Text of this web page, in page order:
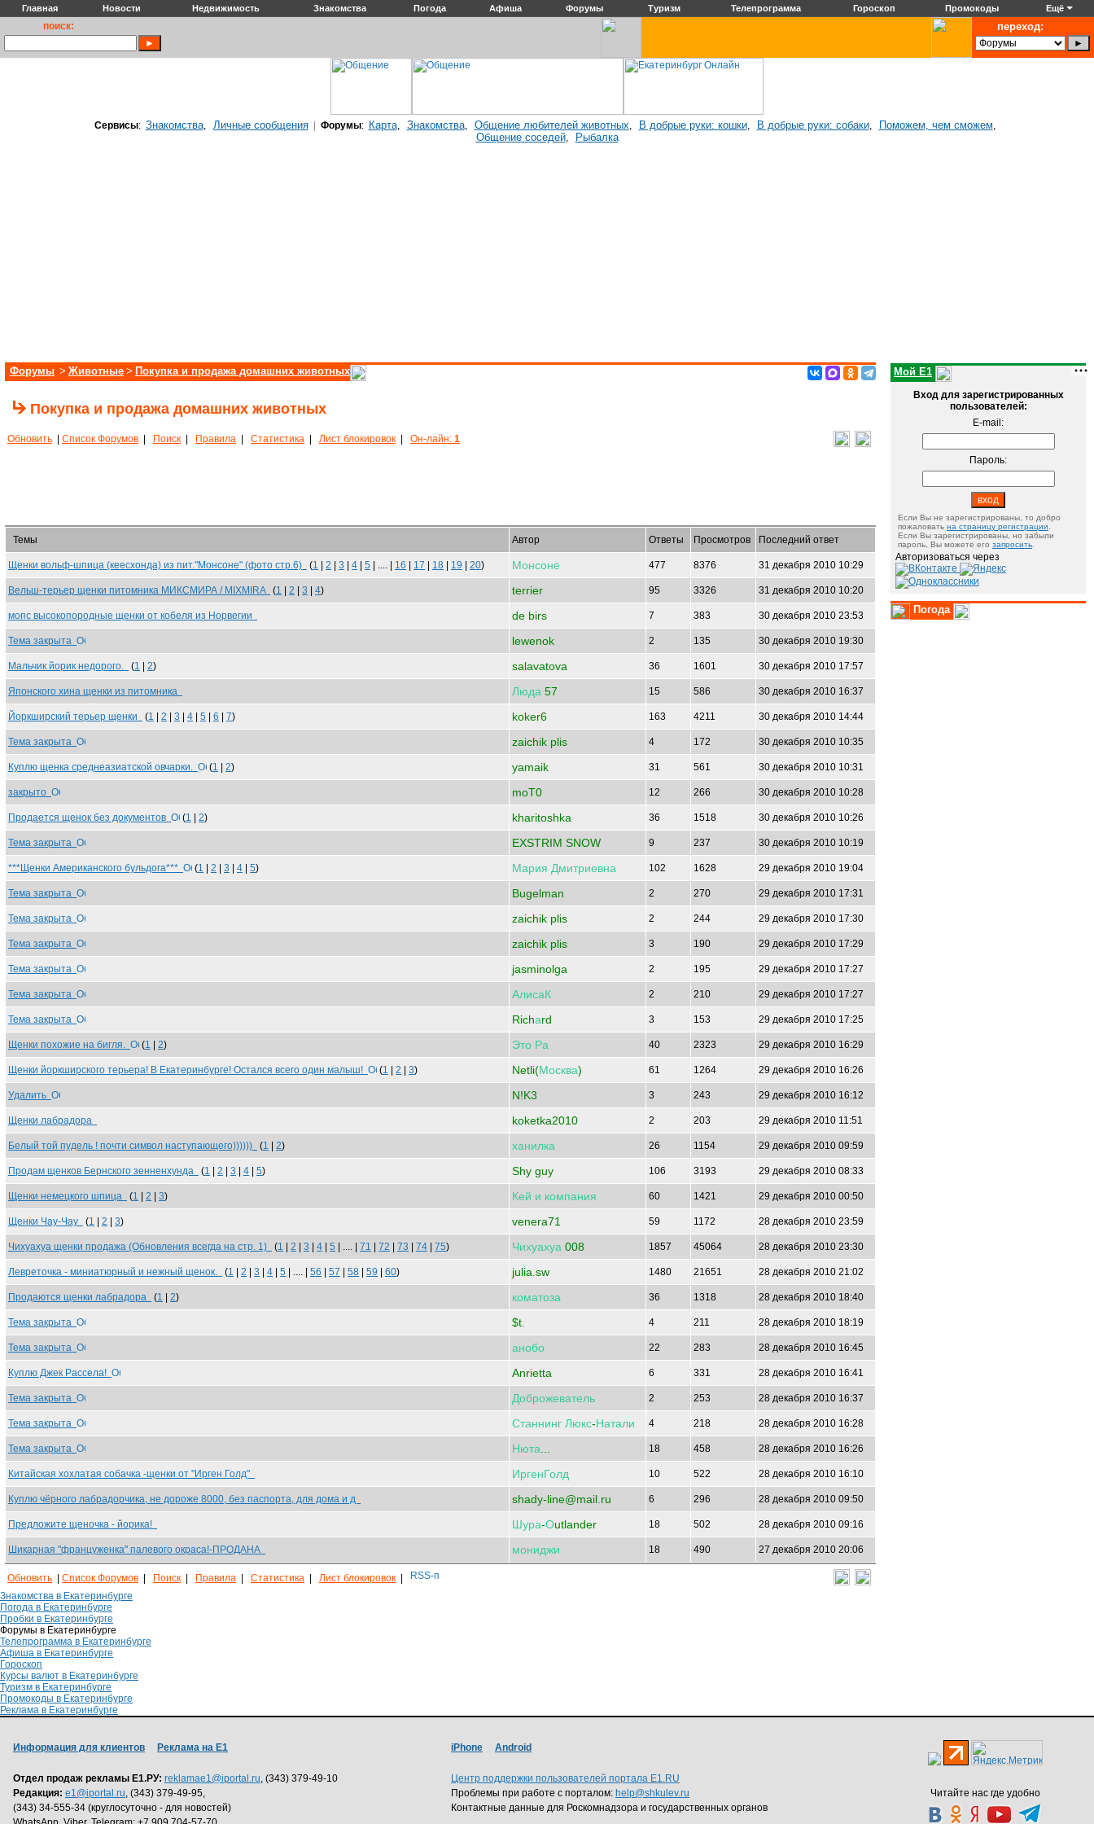
Главная Новости Недвижимость Знакомства Погода Афиша Форумы Туризм Телепрограмма Гороскоп Промокоды Ещё
поиск: переход:
Сервисы: Знакомства, Личные сообщения| Форумы: Карта, Знакомства, Общение любителей животных, В добрые руки: кошки, В добрые руки: собаки, Поможем, чем сможем,
Общение соседей, Рыбалка
Форумы > Животные > Покупка и продажа домашних животных
Покупка и продажа домашних животных
Обновить Список Форумов Поиск Правила Статистика Лист блокировок Он-лайн: 1
Темы Автор Ответы Просмотров Последний ответ
Щенки вольф-шпица (кеесхонда) из пит."Монсоне" (фото стр.6) (1 2 3 4 5 | .... | 16 17 18 19 20) Монсоне 477 8376 31 декабря 2010 10:29
Вельш-терьер щенки питомника МИКСМИРА / MIXMIRA (1 2 3 4) terrier 95 3326 31 декабря 2010 10:20
мопс высокопородные щенки от кобеля из Норвегии de birs 7 383 30 декабря 2010 23:53
Тема закрыта lewenok 2 135 30 декабря 2010 19:30
Мальчик йорик недорого. (1 2) salavatova 36 1601 30 декабря 2010 17:57
Японского хина щенки из питомника Люда 57 15 586 30 декабря 2010 16:37
Йоркширский терьер щенки (1 2 3 4 5 6 7) koker6 163 4211 30 декабря 2010 14:44
Тема закрыта zaichik plis 4 172 30 декабря 2010 10:35
Куплю щенка среднеазиатской овчарки. (1 2) yamaik 31 561 30 декабря 2010 10:31
закрыто moT0 12 266 30 декабря 2010 10:28
Продается щенок без документов (1 2) kharitoshka 36 1518 30 декабря 2010 10:26
Тема закрыта EXSTRIM SNOW 9 237 30 декабря 2010 10:19
***Щенки Американского бульдога*** (1 2 3 4 5) Мария Дмитриевна 102 1628 29 декабря 2010 19:04
Тема закрыта Bugelman 2 270 29 декабря 2010 17:31
Тема закрыта zaichik plis 2 244 29 декабря 2010 17:30
Тема закрыта zaichik plis 3 190 29 декабря 2010 17:29
Тема закрыта jasminolga 2 195 29 декабря 2010 17:27
Тема закрыта АлисаК 2 210 29 декабря 2010 17:27
Тема закрыта Richаrd 3 153 29 декабря 2010 17:25
Щенки похожие на бигля. (1 2) Это Ра 40 2323 29 декабря 2010 16:29
Щенки йоркширского терьера! В Екатеринбурге! Осталcя всего один малыш! (1 2 3) Netli(Москва) 61 1264 29 декабря 2010 16:26
Удалить N!K3 3 243 29 декабря 2010 16:12
Щенки лабрадора koketka2010 2 203 29 декабря 2010 11:51
Белый той пудель ! почти символ наступающего)))))) (1 2) ханилка 26 1154 29 декабря 2010 09:59
Продам щенков Бернского зенненхунда (1 2 3 4 5) Shy guy 106 3193 29 декабря 2010 08:33
Щенки немецкого шпица (1 2 3) Кей и компания 60 1421 29 декабря 2010 00:50
Щенки Чау-Чау (1 2 3) venera71 59 1172 28 декабря 2010 23:59
Чихуахуа щенки продажа (Обновления всегда на стр. 1) (1 2 3 4 5 | .... | 71 72 73 74 75) Чихуахуа 008 1857 45064 28 декабря 2010 23:30
Левреточка - миниатюрный и нежный щенок. (1 2 3 4 5 | .... | 56 57 58 59 60) julia.sw 1480 21651 28 декабря 2010 21:02
Продаются щенки лабрадора (1 2) коматоза 36 1318 28 декабря 2010 18:40
Тема закрыта $t. 4 211 28 декабря 2010 18:19
Тема закрыта анобо 22 283 28 декабря 2010 16:45
Куплю Джек Рассела! Anrietta 6 331 28 декабря 2010 16:41
Тема закрыта Доброжеватель 2 253 28 декабря 2010 16:37
Тема закрыта Станнинг Люкс-Натали 4 218 28 декабря 2010 16:28
Тема закрыта Нюта 18 458 28 декабря 2010 16:26
Китайская хохлатая собачка -щенки от "Ирген Голд" ИргенГолд 10 522 28 декабря 2010 16:10
Куплю чёрного лабрадорчика, не дороже 8000, без паспорта, для дома и д shady-line@mail.ru 6 296 28 декабря 2010 09:50
Предложите щеночка - йорика! Шура-Оutlander 18 502 28 декабря 2010 09:16
Шикарная "француженка" палевого окраса!-ПРОДАНА мониджи 18 490 27 декабря 2010 20:06
Обновить Список Форумов Поиск Правила Статистика Лист блокировок
Мой E1
Вход для зарегистрированных
пользователей:
E-mail:
Пароль:
Если Вы не зарегистрированы, то добро
пожаловать на страницу регистрации
Если Вы зарегистрированы, но забыли
пароль, Вы можете его запросить
Авторизоваться через
Погода
Знакомства в Екатеринбурге
Погода в Екатеринбурге
Пробки в Екатеринбурге
Форумы в Екатеринбурге
Телепрограмма в Екатеринбурге
Афиша в Екатеринбурге
Гороскоп
Курсы валют в Екатеринбурге
Туризм в Екатеринбурге
Промокоды в Екатеринбурге
Реклама в Екатеринбурге
Читайте нас где удобно
Информация для клиентов Реклама на Е1
Отдел продаж рекламы Е1.РУ: reklamae1@iportal.ru, (343) 379-49-10
Редакция: e1@iportal.ru, (343) 379-49-95,
(343) 34-555-34 (круглосуточно - для новостей)
iPhone Android
Центр поддержки пользователей портала E1.RU
Проблемы при работе с порталом: help@shkulev.ru
Контактные данные для Роскомнадзора и государственных органов